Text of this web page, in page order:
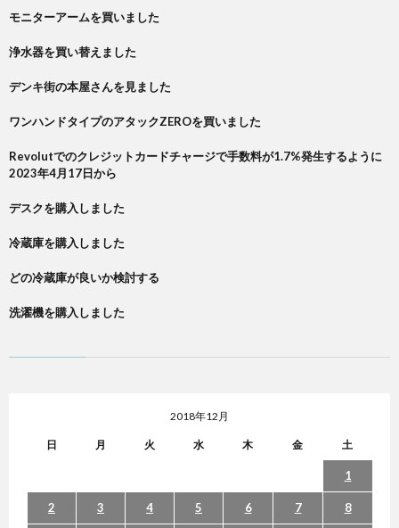
モニターアームを買いました
浄水器を買い替えました
デンキ街の本屋さんを見ました
ワンハンドタイプのアタックZEROを買いました
Revolutでのクレジットカードチャージで手数料が1.7%発生するように
2023年4月17日から
デスクを購入しました
冷蔵庫を購入しました
どの冷蔵庫が良いか検討する
洗濯機を購入しました
2018年12月
日 月 火 水 木 金 土
1
2 3 4 5 6 7 8